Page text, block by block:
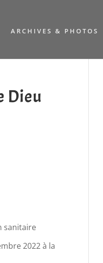
ARCHIVES & PHOTOS
Dieu
sanitaire
2022 à la